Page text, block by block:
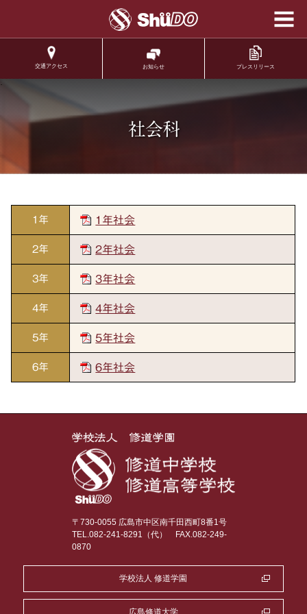
学校法人修道学園 修
交通アクセス お知らせ プレスリリース
.
社会科
1年 1年社会
2年 2年社会
3年 3年社会
4年 4年社会
5年 5年社会
6年 6年社会
〒730-0055 広島市中区南千田西町8番1号
TEL.082-241-8291（代）
FAX.082-249-
0870
学校法人 修道学園
広島修道大学